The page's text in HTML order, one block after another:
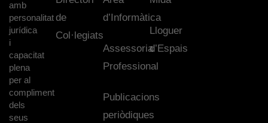
amb
personalitat
jurídica
i
capacitat
plena
per al
compliment
dels
seus
de
Col·legiats
d’Informàtica
Assessoria
Professional
Publicacions
periòdiques
Lloguer
d’Espais